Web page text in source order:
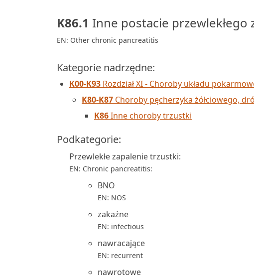
K86.1 Inne postacie przewlekłego
EN: Other chronic pancreatitis
Kategorie nadrzędne:
K00-K93 Rozdział XI - Choroby układu
K80-K87 Choroby pęcherzyka żółciowego,
K86Inne choroby trzustki
Podkategorie:
Przewlekłe zapalenie trzustki:
EN: Chronic pancreatitis:
BNO
EN: NOS
zakaźne
EN: infectious
nawracające
EN: recurrent
nawrotowe